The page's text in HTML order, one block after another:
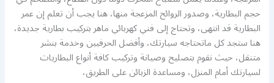
حجم البطارية، وصدور الروائح المزعجة منها، هنا يجب أن تعلم إن عمر
البطارية قد انتهى، وتحتاج إلى فني كهربائي ماهر بتركيب بطارية جديدة،
هنا ستجد كل ماتحتاجه سيارتك، وأفضل الحرفيين وخدمة بنشر
متنقل، حيث نقوم بتصليح وصيانة وتركيب كافة أنواع البطاريات
لسيارتك أمام المنزل، ومساعدة الزبائن على الطريق،